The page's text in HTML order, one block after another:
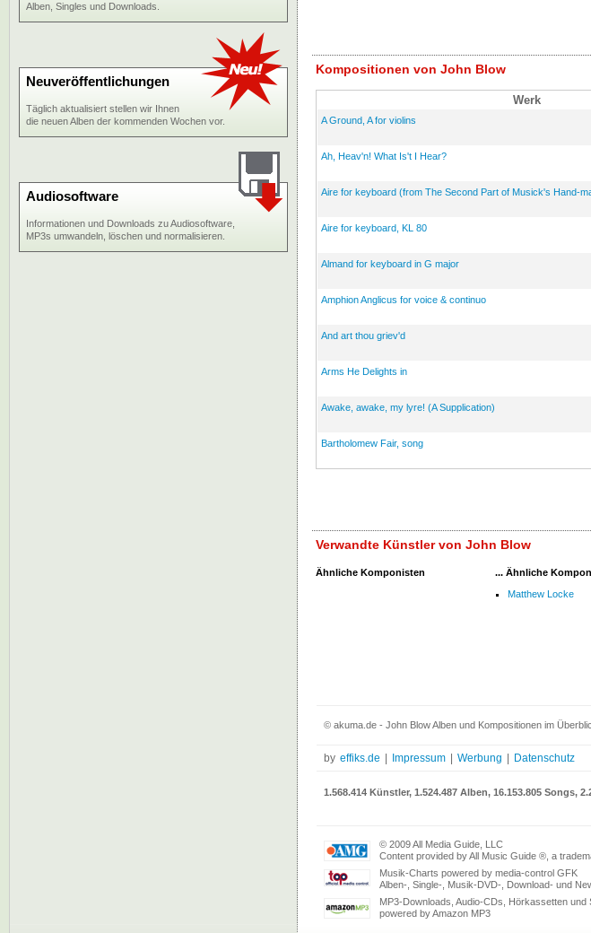
Kompositionen von John Blow
Werk
A Ground, A for violins
Ah, Heav'n! What Is't I Hear?
Aire for keyboard (from The Second Part of Musick's Hand-
Aire for keyboard, KL 80
Almand for keyboard in G major
Amphion Anglicus for voice & continuo
And art thou griev'd
Arms He Delights in
Awake, awake, my lyre! (A Supplication)
Bartholomew Fair, song
Verwandte Künstler von John Blow
Ähnliche Komponisten
... Ähnliche
Matthew Locke
Alben, Singles und Downloads.
Neuveröffentlichungen
Täglich aktualisiert stellen wir Ihnen
die neuen Alben der kommenden Wochen vor.
Audiosoftware
Informationen und Downloads zu Audiosoftware,
MP3s umwandeln, löschen und normalisieren.
© akuma.de - John Blow Alben und Kompositionen im
by effiks.de Impressum Werbung Datenschutz
1.568.414 Künstler, 1.524.487 Alben, 16.153.805 Songs,
© 2009 All Media Guide, LLC
Content provided by All Music Guide ®, a
Musik-Charts powered by media-control GFK
Alben-, Single-, Musik-DVD-, Download- und
MP3-Downloads, Audio-CDs, Hörkassetten und
powered by Amazon MP3